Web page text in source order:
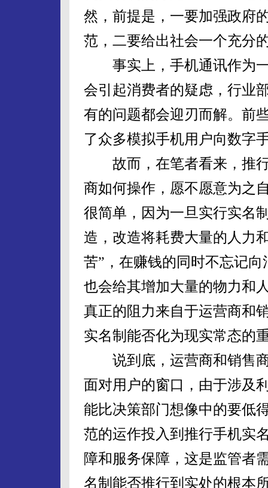
然，前提是，一要加强政府
范，二要给出社会一个充分
事实上，手机通讯作为一
会引起消费者的疑虑，行业
有的问题都会迎刃而解。前
了众多模拟手机用户向数字
故而，在笔者看来，推行
商如何操作，愿不愿意为之
很简单，因为一旦实行实名
造，改造将耗费大量的人力
苦”，在赚钱的同时不忘记
也会给其增加大量的物力和
真正的阻力来自于运营商和
实名制能否化为现实常态的
说到底，运营商和销售商
面对用户的窗口，由于涉及
能比决策部门想像中的要低
范的运作投入到推行手机实
障和服务保障，这是监管者
名制能否推行到实处的根本